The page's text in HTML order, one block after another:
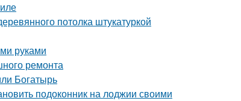
потолка штукатуркой
руками
ремонта
Богатырь
подоконник на лоджии своими